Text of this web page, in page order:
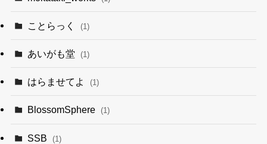
ことらっく (1)
あいがも堂 (1)
はらませてよ (1)
BlossomSphere (1)
SSB (1)